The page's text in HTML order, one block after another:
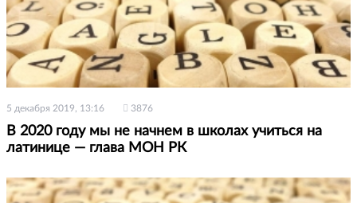
5 декабря 2019, 13:16 3876
В 2020 году мы не начнем в школах учиться на
латинице — глава МОН РК